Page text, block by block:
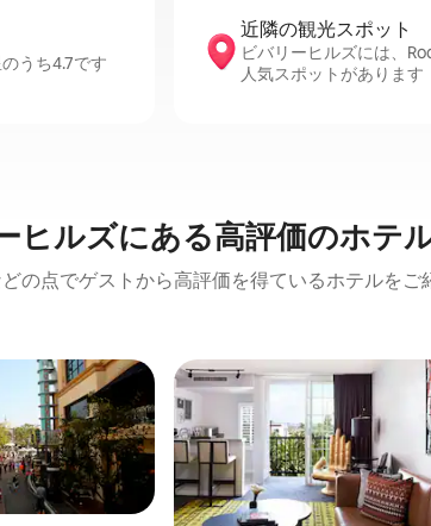
うち4.7です
近隣の観光ス⁠ポ⁠ッ⁠ト
ビバリーヒルズには、
人気スポットがあります
ヒルズにある高⁠評⁠価⁠のホ⁠テ⁠
の点でゲストから高評価を得ているホテルをご